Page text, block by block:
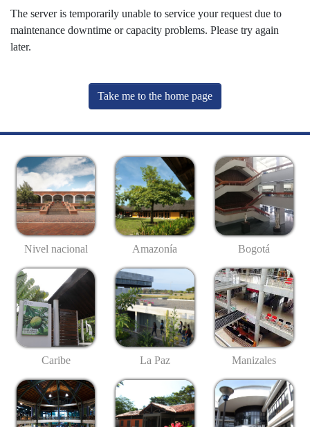
The server is temporarily unable to service your request due to
maintenance downtime or capacity problems. Please try again
later.
Take me to the home page
Nivel nacional Amazonía Bogotá
Caribe La Paz Manizales